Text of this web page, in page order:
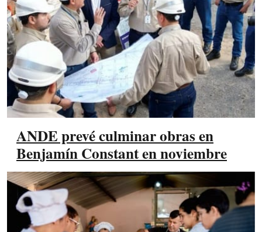
ANDE prevé culminar obras en
Benjamín Constant en noviembre